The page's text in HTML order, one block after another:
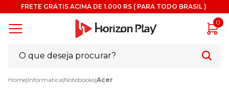
FRETE GRÁTIS ACIMA DE 1.000 RS ( PARA TODO BRASIL )
0
Home|Informatica|Notebooks|Acer